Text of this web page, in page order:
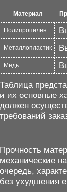
Материал
Полипропилен
Металлопластик
Медь
Таблица
и их основные
должен
требований
Прочность
механические
очередь,
без ухудшения